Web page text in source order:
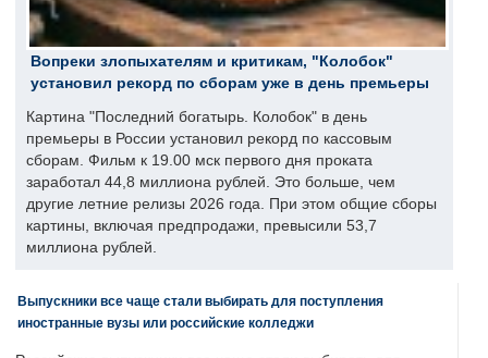
Вопреки злопыхателям и критикам, "Колобок"
установил рекорд по сборам уже в день премьеры
Картина "Последний богатырь. Колобок" в день
премьеры в России установил рекорд по кассовым
сборам. Фильм к 19.00 мск первого дня проката
заработал 44,8 миллиона рублей. Это больше, чем
другие летние релизы 2026 года. При этом общие сборы
картины, включая предпродажи, превысили 53,7
миллиона рублей.
Выпускники все чаще стали выбирать для поступления
иностранные вузы или российские колледжи